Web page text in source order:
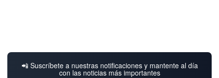
📲 Suscríbete a nuestras notificaciones y mantente al día
con las noticias más importantes